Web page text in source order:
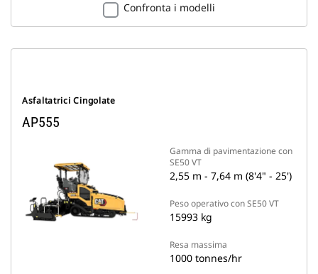
Confronta i modelli
Asfaltatrici Cingolate
AP555
Gamma di pavimentazione con
SE50 VT
2,55 m - 7,64 m (8'4" - 25')
Peso operativo con SE50 VT
15993 kg
Resa massima
1000 tonnes/hr